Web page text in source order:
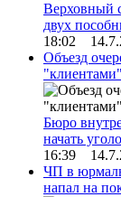
Верховный
двух
18:02
Объезд
Бюро
начать
16:39
ЧП в
напал на